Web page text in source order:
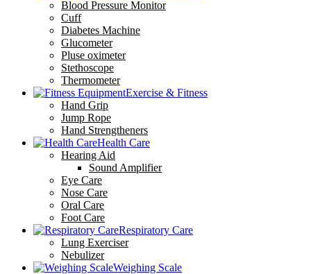
Blood Pressure Monitor
Cuff
Diabetes Machine
Glucometer
Pluse oximeter
Stethoscope
Thermometer
Exercise & Fitness
Hand Grip
Jump Rope
Hand Strengtheners
Health Care
Hearing Aid
Sound Amplifier
Eye Care
Nose Care
Oral Care
Foot Care
Respiratory Care
Lung Exerciser
Nebulizer
Weighing Scale